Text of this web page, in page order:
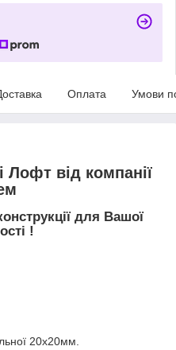
Оплата Умови
Лофт від компанії
для Вашої
!
20х20мм.